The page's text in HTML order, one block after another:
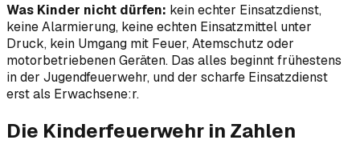
Was Kinder nicht dürfen: kein echter Einsatzdienst,
keine Alarmierung, keine echten Einsatzmittel unter
Druck, kein Umgang mit Feuer, Atemschutz oder
motorbetriebenen Geräten. Das alles beginnt frühestens
in der Jugendfeuerwehr, und der scharfe Einsatzdienst
erst als Erwachsene:r.
Die Kinderfeuerwehr in Zahlen